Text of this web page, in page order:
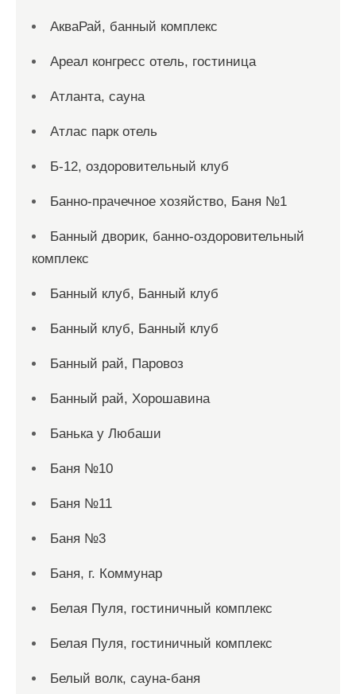
АкваРай, банный комплекс
Ареал конгресс отель, гостиница
Атланта, сауна
Атлас парк отель
Б-12, оздоровительный клуб
Банно-прачечное хозяйство, Баня №1
Банный дворик, банно-оздоровительный
комплекс
Банный клуб, Банный клуб
Банный клуб, Банный клуб
Банный рай, Паровоз
Банный рай, Хорошавина
Банька у Любаши
Баня №10
Баня №11
Баня №3
Баня, г. Коммунар
Белая Пуля, гостиничный комплекс
Белая Пуля, гостиничный комплекс
Белый волк, сауна-баня